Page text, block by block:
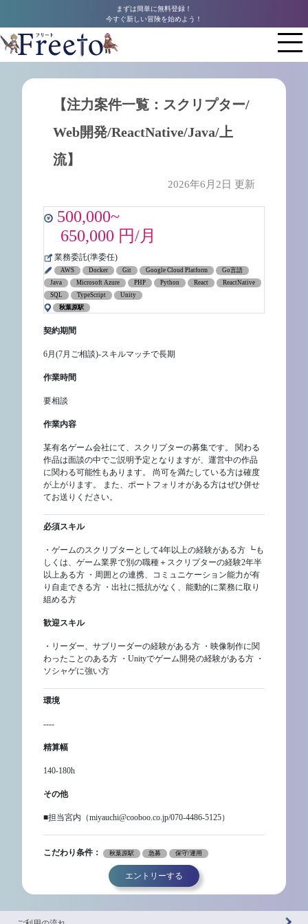
まずは簡単に無料登録！
今すぐ新しい冒険を始めよう！
【注力案件一覧：スクリプター/
Web開発/ReactNative/Java/上
流】
2026年6月2日 更新
500,000~
650,000 円/月
業務委託(準委任)
AWS Docker Git Google Cloud Platform
Go言語
Java
Microsoft Azure PHP Python React
ReactNative
SQL
TypeScript
Unity
秋葉原駅
契約期間
6月(7月ご相談)-スキルマッチで長期
作業時間
要相談
作業内容
某有名ゲーム会社にて、スクリプターの募集です。 関わる
作品は面談の中でご説明予定となりますが、運営中の作品
に関わる可能性もあります。 尚可を満たしている方は確度
が上がります。 また、ポートフォリオがある方はぜひ併せ
てお送りください。
必須スキル
・ゲームのスクリプターとして4年以上の経験がある方 ┗も
しくは、ゲーム業界で別の職種＋スクリプターの経験2年半
以上ある方 ・周囲との連携、コミュニケーション能力が有
り自走できる方 ・出社に抵抗がなく、能動的に業務に取り
組める方
歓迎スキル
・リーダー、サブリーダーの経験がある方 ・映像制作に関
わったことのある方 ・Unityでゲーム開発の経験がある方 ・
ソシャゲに強い方
環境
----
精算幅
140-180h
その他
■担当宮内（miyauchi@cooboo.co.jp/070-4486-5125）
こだわり条件： 秋葉原駅 急募 保守/運用
エントリーする